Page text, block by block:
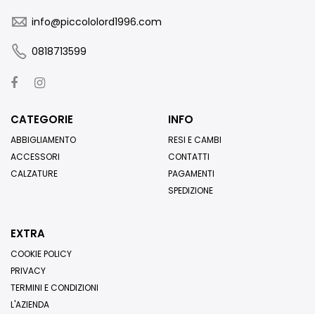
info@piccololord1996.com
0818713599
CATEGORIE
ABBIGLIAMENTO
ACCESSORI
CALZATURE
INFO
RESI E CAMBI
CONTATTI
PAGAMENTI
SPEDIZIONE
EXTRA
COOKIE POLICY
PRIVACY
TERMINI E CONDIZIONI
L'AZIENDA